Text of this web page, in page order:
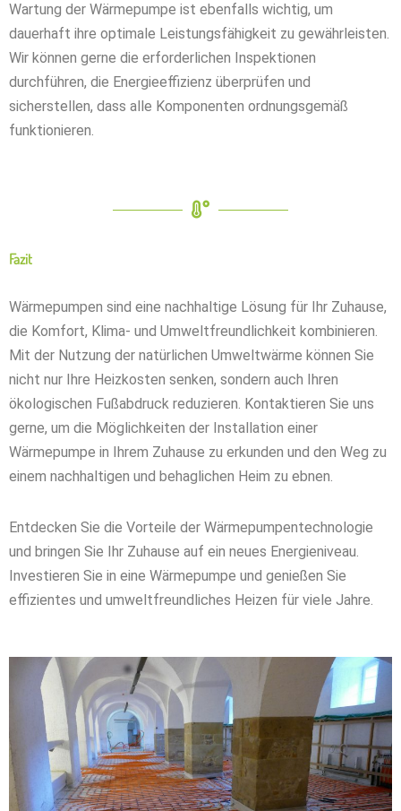
Wartung der Wärmepumpe ist ebenfalls wichtig, um
dauerhaft ihre optimale Leistungsfähigkeit zu gewährleisten.
Wir können gerne die erforderlichen Inspektionen
durchführen, die Energieeffizienz überprüfen und
sicherstellen, dass alle Komponenten ordnungsgemäß
funktionieren.
Fazit
Wärmepumpen sind eine nachhaltige Lösung für Ihr Zuhause,
die Komfort, Klima- und Umweltfreundlichkeit kombinieren.
Mit der Nutzung der natürlichen Umweltwärme können Sie
nicht nur Ihre Heizkosten senken, sondern auch Ihren
ökologischen Fußabdruck reduzieren. Kontaktieren Sie uns
gerne, um die Möglichkeiten der Installation einer
Wärmepumpe in Ihrem Zuhause zu erkunden und den Weg zu
einem nachhaltigen und behaglichen Heim zu ebnen.
Entdecken Sie die Vorteile der Wärmepumpentechnologie
und bringen Sie Ihr Zuhause auf ein neues Energieniveau.
Investieren Sie in eine Wärmepumpe und genießen Sie
effizientes und umweltfreundliches Heizen für viele Jahre.